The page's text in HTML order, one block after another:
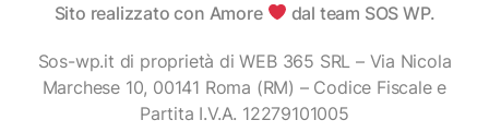
Sito realizzato con Amore dal team SOS WP.
Sos-wp.it di proprietà di WEB 365 SRL – Via Nicola
Marchese 10, 00141 Roma (RM) – Codice Fiscale e
Partita I.V.A. 12279101005